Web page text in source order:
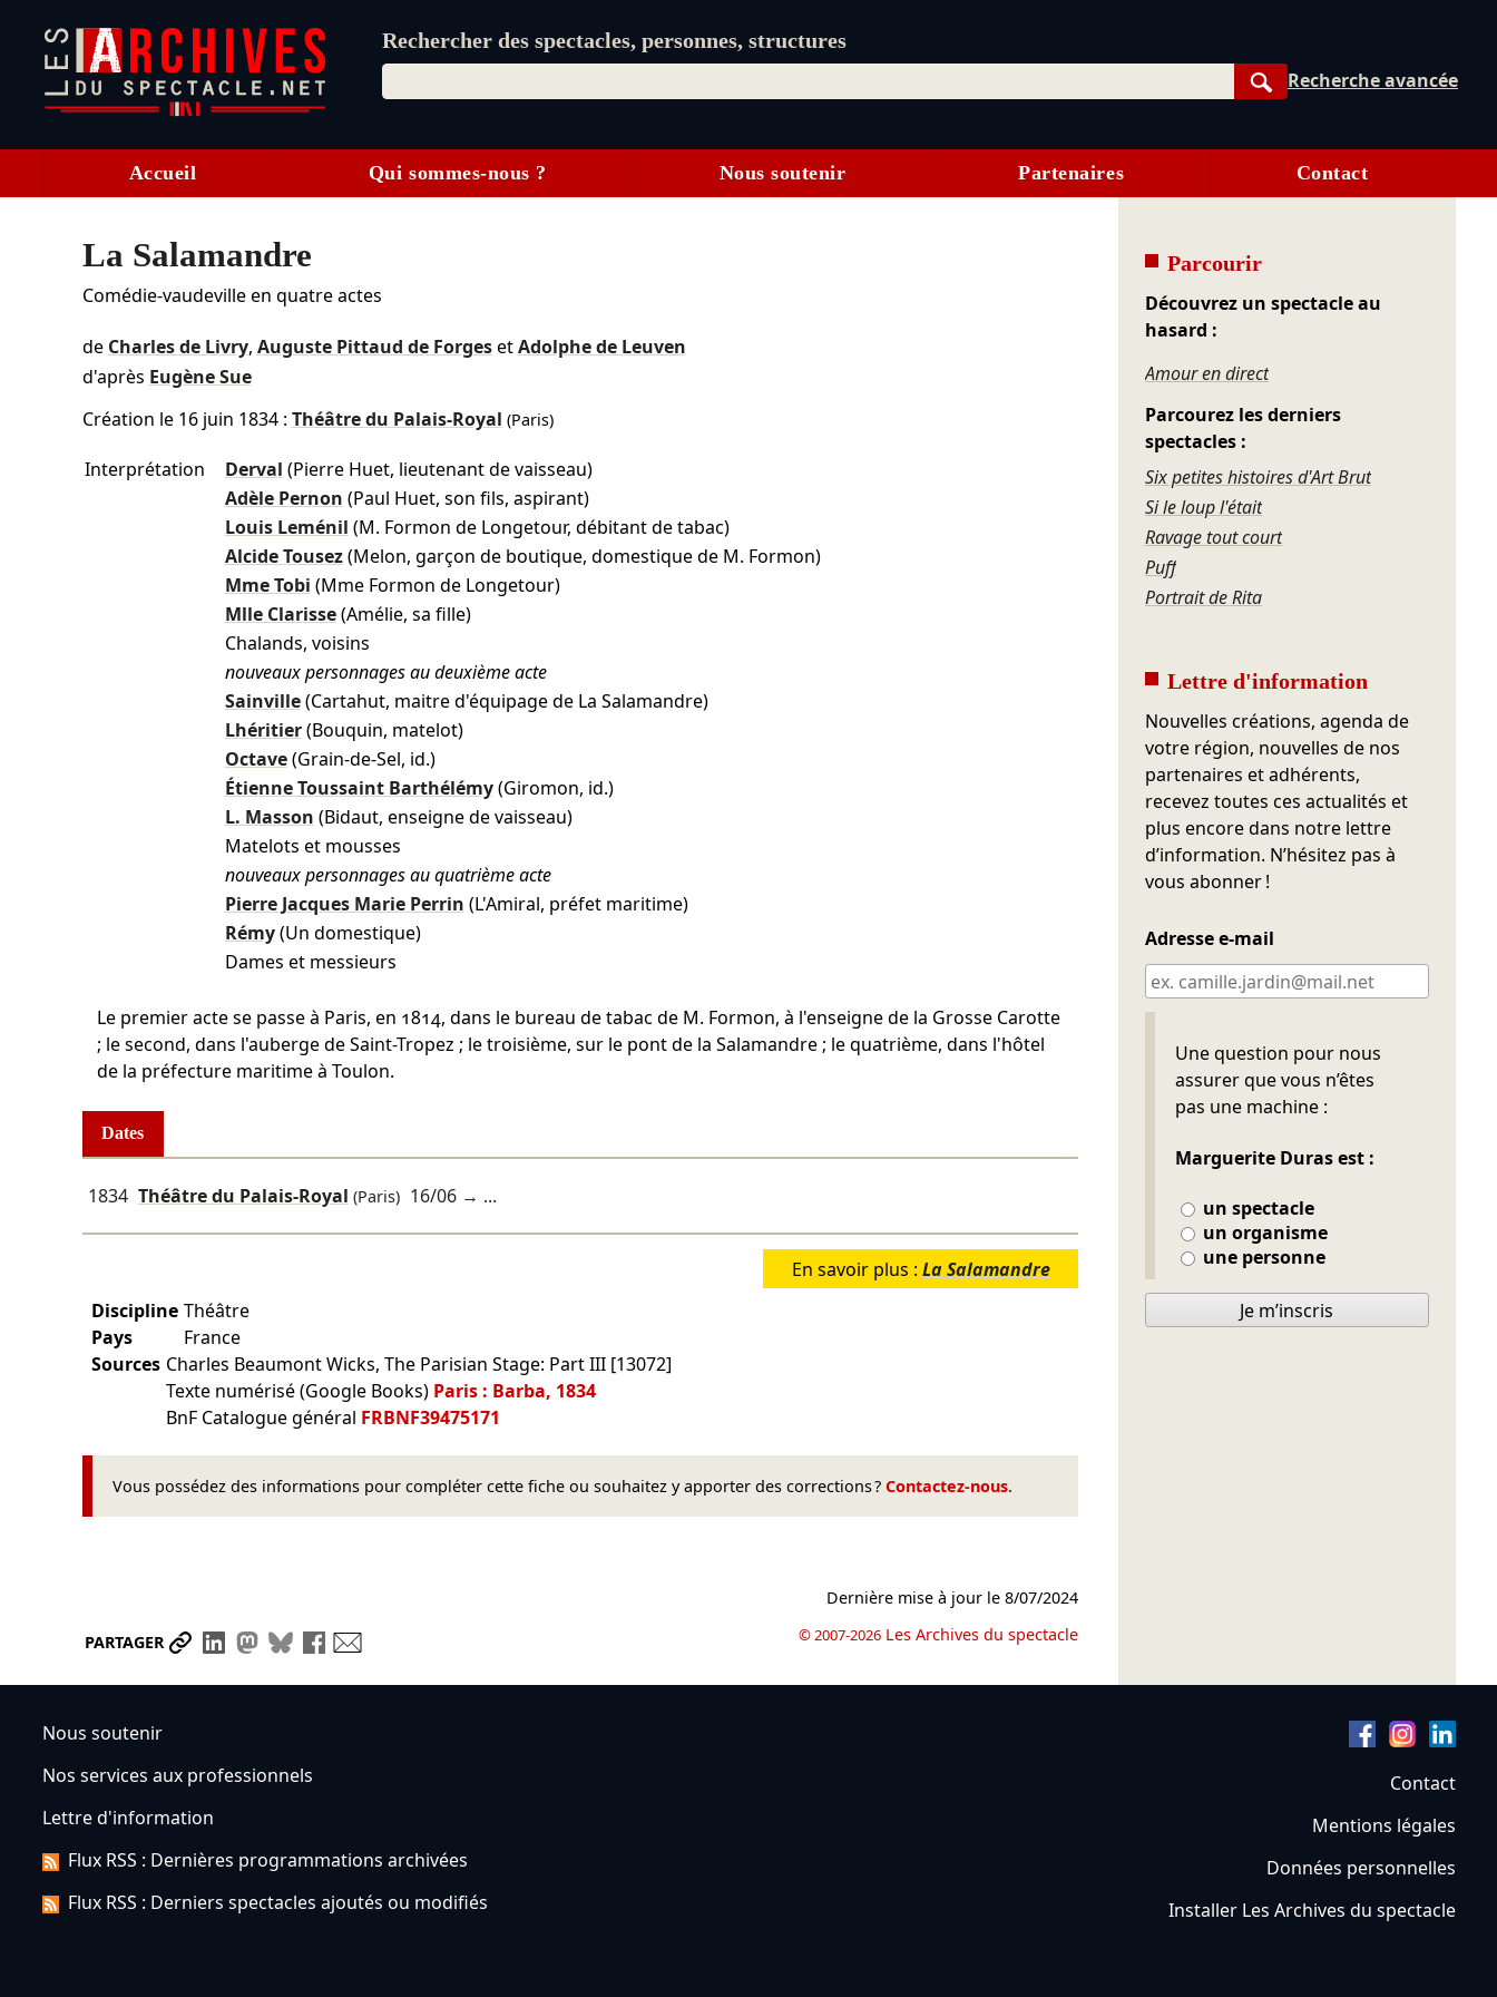
Rechercher des spectacles, personnes, structures
Rechercher
Recherche avancée
Accueil Qui sommes-nous ? Nous soutenir Partenaires Contact
La Salamandre
Comédie-vaudeville en quatre actes
de Charles de Livry, Auguste Pittaud de ForgesetAdolphe de Leuven
d'après Eugène Sue
Création le 16 juin 1834: Théâtre du Palais-Royal (Paris)
Interprétation Derval (Pierre Huet, lieutenant de vaisseau)
Adèle Pernon (Paul Huet, son fils, aspirant)
Louis Leménil (M. Formon de Longetour, débitant de tabac)
Alcide Tousez (Melon, garçon de boutique, domestique de M. Formon)
Mme Tobi (Mme Formon de Longetour)
Mlle Clarisse (Amélie, sa fille)
Chalands, voisins
nouveaux personnages au deuxième acte
Sainville (Cartahut, maitre d'équipage de La Salamandre)
Lhéritier (Bouquin, matelot)
Octave (Grain-de-Sel, id.)
Étienne Toussaint Barthélémy (Giromon, id.)
L. Masson (Bidaut, enseigne de vaisseau)
Matelots et mousses
nouveaux personnages au quatrième acte
Pierre Jacques Marie Perrin (L'Amiral, préfet maritime)
Rémy (Un domestique)
Dames et messieurs
Le premier acte se passe à Paris, en 1814, dans le bureau de tabac de M. Formon, à l'enseigne de la Grosse Carotte
; le second, dans l'auberge de Saint-Tropez ; le troisième, sur le pont de la Salamandre ; le quatrième, dans l'hôtel
de la préfecture maritime à Toulon.
Dates
1834 Théâtre du Palais-Royal (Paris) 16/06→ ...
En savoir plus : La Salamandre
Discipline Théâtre
Pays
France
Sources Charles Beaumont Wicks, The Parisian Stage: Part III [13072]
Texte numérisé (Google Books) Paris : Barba, 1834
BnF Catalogue général FRBNF39475171
Vous possédez des informations pour compléter cette fiche ou souhaitez y apporter des corrections ? Contactez-nous.
PARTAGER Partager le lien
Partager sur LinkedIn
Partager sur Mastodon
Partager sur Bluesky
Partager sur Facebook
Dernière mise à jour le8/07/2024
© 2007-2026 Les Archives du spectacle
Parcourir
Découvrez un spectacle au
hasard :
Amour en direct
Parcourez les derniers
spectacles :
Six petites histoires d'Art Brut
Si le loup l'était
Ravage tout court
Puff
Portrait de Rita
Lettre d'information
Nouvelles créations, agenda de
votre région, nouvelles de nos
partenaires et adhérents,
recevez toutes ces actualités et
plus encore dans notre lettre
d’information. N’hésitez pas à
vous abonner !
Adresse e-mail
Une question pour nous
assurer que vous n’êtes
pas une machine :
Marguerite Duras est :
un spectacle
un organisme
une personne
Ne pas remplir
Je m’inscris
Nous soutenir
Nos services aux professionnels
Lettre d'information
Flux RSS : Dernières programmations archivées
Flux RSS : Derniers spectacles ajoutés ou modifiés
Contact
Mentions légales
Données personnelles
Installer Les Archives du spectacle